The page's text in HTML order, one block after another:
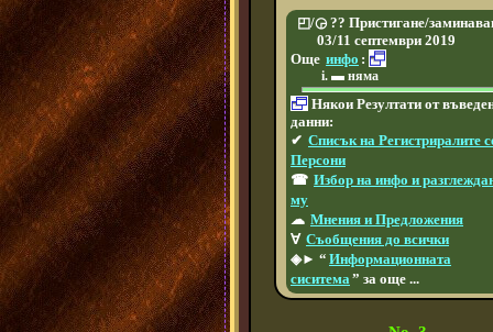
◰/◶ ?? Пристигане/
03/11 септември 2019
Още инфо :
▬ няма
Някои Резултати от
данни:
✔ Списък на Регистриралите
Персони
☎ Избор на инфо и
му
☁ Мнения и Предложения
∀ Съобщения до всички
◈► “ Информационната
сиситема ” за още ...